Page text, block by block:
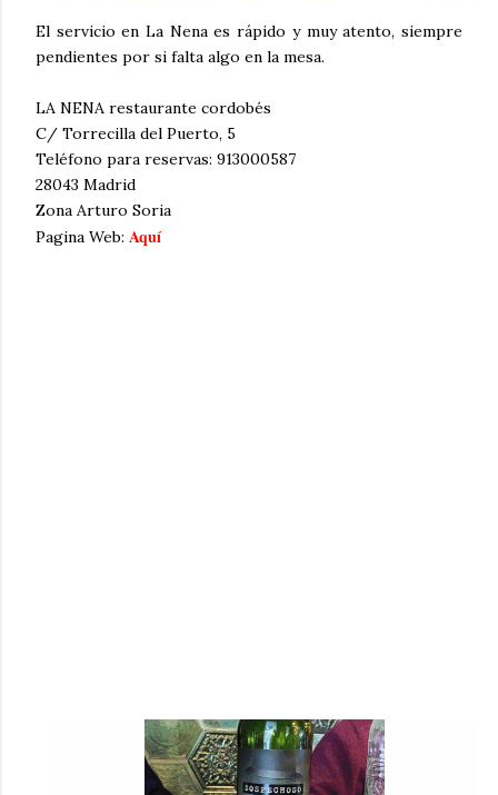
El servicio en La Nena es rápido y muy atento, siempre
pendientes por si falta algo en la mesa.
LA NENA restaurante cordobés
C/ Torrecilla del Puerto, 5
Teléfono para reservas: 913000587
28043 Madrid
Zona Arturo Soria
Pagina Web: Aquí